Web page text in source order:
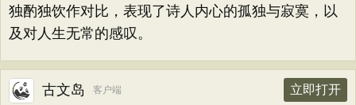
独酌独饮作对比，表现了诗人内心的孤独与寂寞，以
及对人生无常的感叹。
古文岛 客户端 立即打开